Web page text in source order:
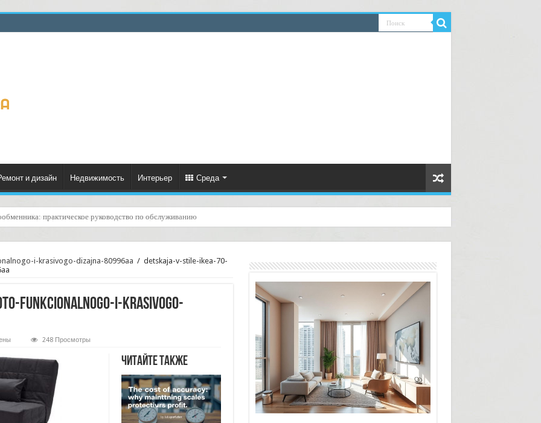
и дизайн Недвижимость Интерьер Среда
ресурс для тепла, экономии и творчества
i-krasivogo-dizajna-80996aa / detskaja-v-stile-ikea-70-
funkcionalnogo-i-krasivogo-
248 Просмотры
Читайте также